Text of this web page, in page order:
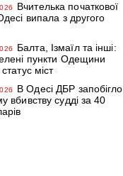
Вчителька початкової
випала з другого
Балта, Ізмаїл та інші:
пункти Одещини
міст
В Одесі ДБР запобігло
вбивству судді за 40